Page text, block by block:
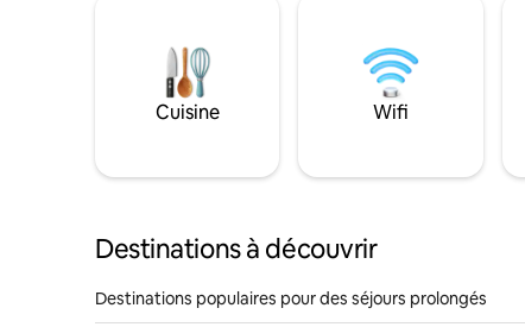
Cuisine Wifi
Destinations à découvrir
Destinations populaires pour des séjours prolongés